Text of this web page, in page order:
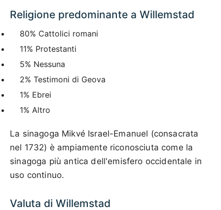
Religione predominante a Willemstad
80% Cattolici romani
11% Protestanti
5% Nessuna
2% Testimoni di Geova
1% Ebrei
1% Altro
La sinagoga Mikvé Israel-Emanuel (consacrata
nel 1732) è ampiamente riconosciuta come la
sinagoga più antica dell'emisfero occidentale in
uso continuo.
Valuta di Willemstad